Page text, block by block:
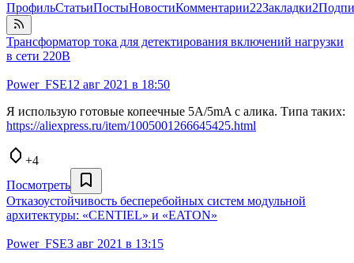
ПрофильСтатьиПостыНовостиКомментарии22Закладки2
Трансформатор тока для детектирования включений нагрузки
в сети 220В
Power_FSE12 авг 2021 в 18:50
Я использую готовые копеечные 5А/5mA с алика. Типа таких:
https://aliexpress.ru/item/1005001266645425.html
+4
Посмотреть
Отказоустойчивость бесперебойных систем модульной
архитектуры: «CENTIEL» и «EATON»
Power_FSE3 авг 2021 в 13:15